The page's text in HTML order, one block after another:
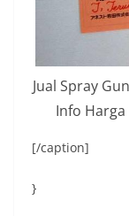
Jual Spray
Info
[/caption]
}